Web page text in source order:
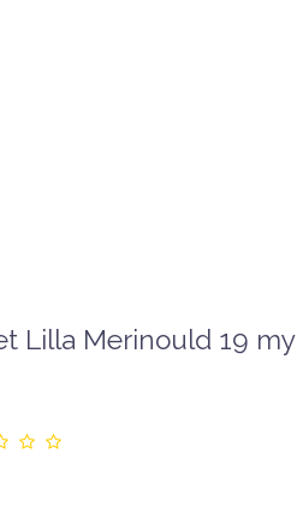
Lilla Merinould 19 my